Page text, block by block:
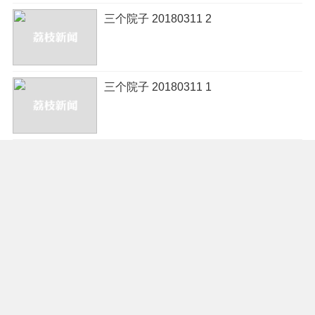
三个院子 20180311 2
三个院子 20180311 1